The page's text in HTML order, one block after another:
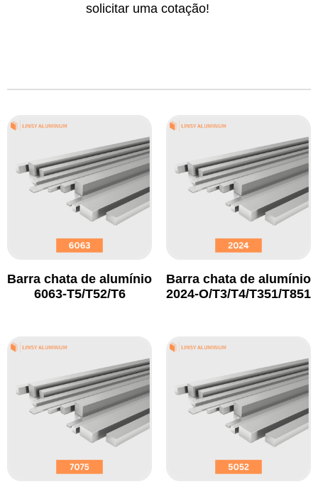
solicitar uma cotação!
Barra chata de alumínio
6063-T5/T52/T6
Barra chata de alumínio
2024-O/T3/T4/T351/T851